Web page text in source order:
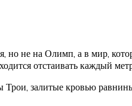
но не на Олимп, а в мир,
отстаивать каждый
залитые кровью